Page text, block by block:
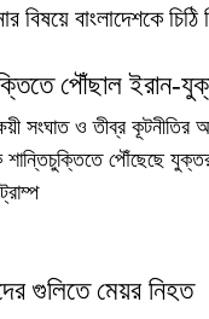
বিষয়ে বাংলাদেশকে
পৌঁছাল ইরান-
সংঘাত ও তীব্র কূটনীতির
পৌঁছেছে
গুলিতে মেয়র নিহত